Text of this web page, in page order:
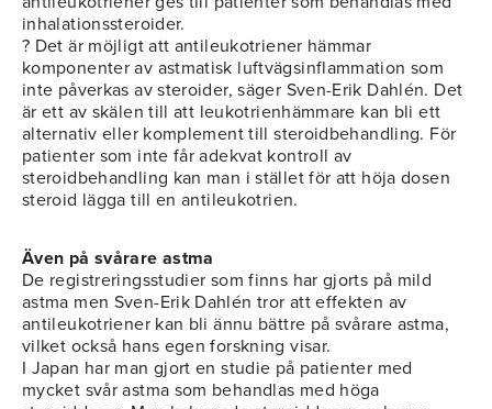
inhalationssteroider.
? Det är möjligt att antileukotriener hämmar
komponenter av astmatisk luftvägsinflammation som
inte påverkas av steroider, säger Sven-Erik Dahlén. Det
är ett av skälen till att leukotrienhämmare kan bli ett
alternativ eller komplement till steroidbehandling. För
patienter som inte får adekvat kontroll av
steroidbehandling kan man i stället för att höja dosen
steroid lägga till en antileukotrien.
Även på svårare astma
De registreringsstudier som finns har gjorts på mild
astma men Sven-Erik Dahlén tror att effekten av
antileukotriener kan bli ännu bättre på svårare astma,
vilket också hans egen forskning visar.
I Japan har man gjort en studie på patienter med
mycket svår astma som behandlas med höga